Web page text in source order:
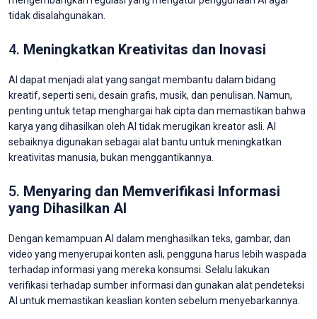
tidak disalahgunakan.
4. Meningkatkan Kreativitas dan Inovasi
AI dapat menjadi alat yang sangat membantu dalam bidang
kreatif, seperti seni, desain grafis, musik, dan penulisan. Namun,
penting untuk tetap menghargai hak cipta dan memastikan bahwa
karya yang dihasilkan oleh AI tidak merugikan kreator asli. AI
sebaiknya digunakan sebagai alat bantu untuk meningkatkan
kreativitas manusia, bukan menggantikannya.
5. Menyaring dan Memverifikasi Informasi
yang Dihasilkan AI
Dengan kemampuan AI dalam menghasilkan teks, gambar, dan
video yang menyerupai konten asli, pengguna harus lebih waspada
terhadap informasi yang mereka konsumsi. Selalu lakukan
verifikasi terhadap sumber informasi dan gunakan alat pendeteksi
AI untuk memastikan keaslian konten sebelum menyebarkannya.